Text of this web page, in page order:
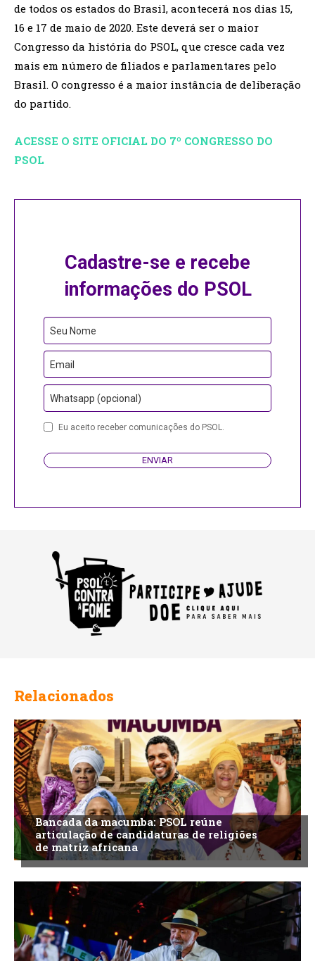
de todos os estados do Brasil, acontecerá nos dias 15,
16 e 17 de maio de 2020. Este deverá ser o maior
Congresso da história do PSOL, que cresce cada vez
mais em número de filiados e parlamentares pelo
Brasil. O congresso é a maior instância de deliberação
do partido.
ACESSE O SITE OFICIAL DO 7º CONGRESSO DO
PSOL
Cadastre-se e recebe
informações do PSOL
Seu Nome
Email
Whatsapp (opcional)
YourEu aceito receber comunicações do PSOL.
ENVIAR
Relacionados
Bancada da macumba: PSOL reúne
articulação de candidaturas de religiões
de matriz africana